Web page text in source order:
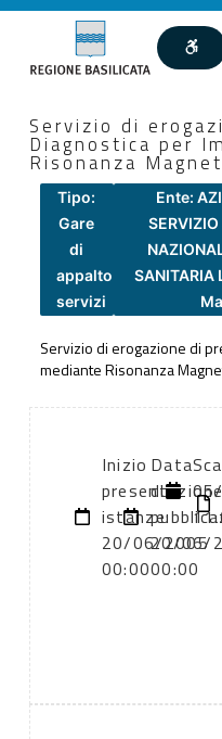
Servizio di
Diagnostica per
Risonanza
Tipo:
Gare
di
appalto
servizi
Ente:
SANITARIA
Servizio di erogazione di
mediante Risonanza
Inizio
istanze:
20/06/2005
00:00
Data
di
20/06/
00:00